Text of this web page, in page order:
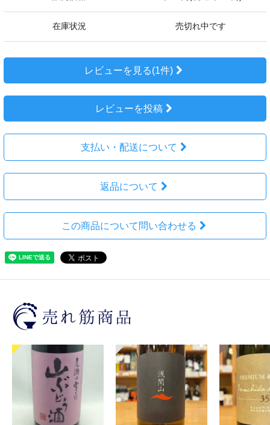
在庫状況 売切れ中です
レビューを見る(1件)
レビューを投稿
支払い・配送について
返品について
この商品について問い合わせる